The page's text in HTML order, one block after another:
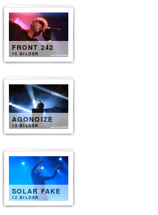
FRONT 242
15 BILDER
AGONOIZE
13 BILDER
SOLAR FAKE
12 BILDER